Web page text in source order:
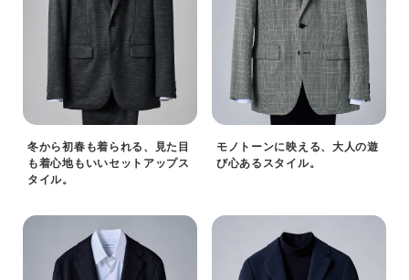
冬から初春も着られる、見た目
も着心地もいいセットアップス
タイル。
モノトーンに映える、大人の遊
び心あるスタイル。